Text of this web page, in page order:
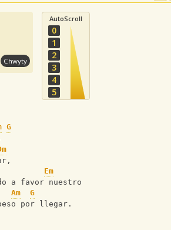
Chwyty
AutoScroll
0
1
2
3
4
5
G
Em
a favor nuestro
Am
G
por llegar.